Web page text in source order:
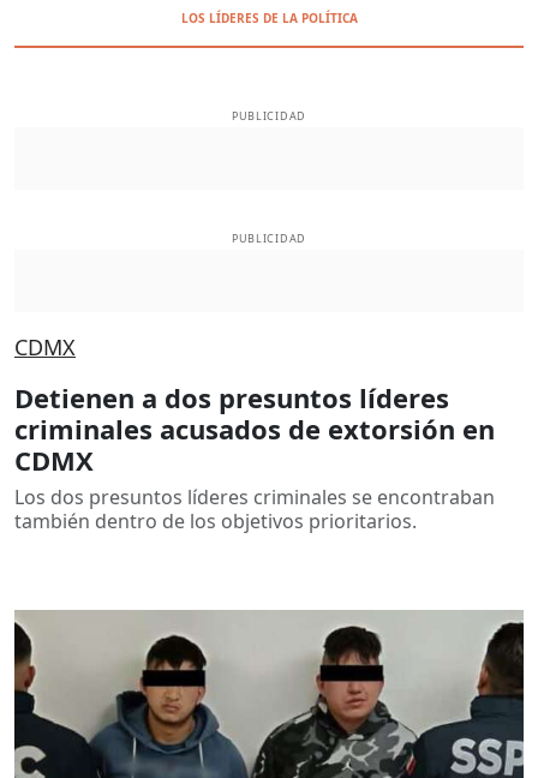
LOS LÍDERES DE LA POLÍTICA
PUBLICIDAD
PUBLICIDAD
CDMX
Detienen a dos presuntos líderes
criminales acusados de extorsión en
CDMX
Los dos presuntos líderes criminales se encontraban
también dentro de los objetivos prioritarios.